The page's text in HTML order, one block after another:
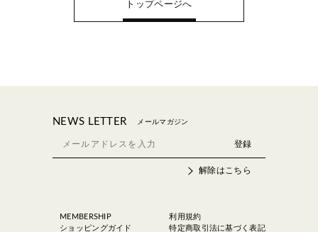
トップページへ
NEWS LETTER メールマガジン
解除はこちら
MEMBERSHIP
ショッピングガイド
利用規約
特定商取引法に基づく表記